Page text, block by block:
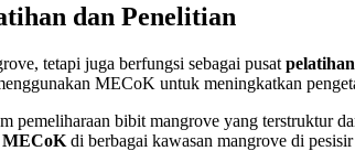
dan Penelitian
tetapi juga berfungsi sebagai pusat pelatihan
MECoK untuk meningkatkan
pemeliharaan bibit mangrove yang terstruktur
MECoK di berbagai kawasan mangrove di